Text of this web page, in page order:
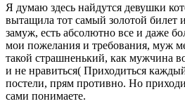
Я думаю здесь найдутся девушки
вытащила тот самый золотой билет
замуж, есть абсолютно все и даже
мои пожелания и требования, муж
такой страшненький, как мужчина
и не нравиться( Приходиться
постели, прям противно. Но
сами понимаете.